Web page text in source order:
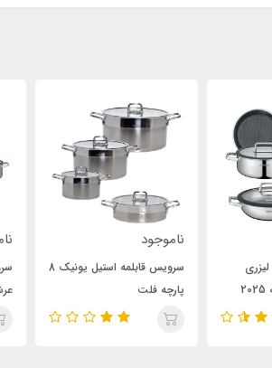
ناموجود
سرویس قابلمه کف لیزری
عرشیا آلمان 11 پارچه